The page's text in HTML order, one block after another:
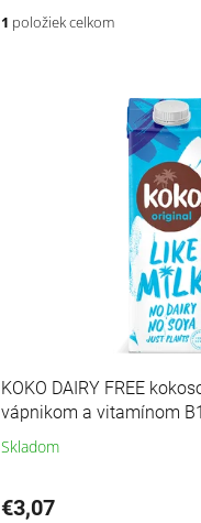
1 položiek celkom
v
KOKO DAIRY FREE
vápnikom a vitamínom
Skladom
€3,07